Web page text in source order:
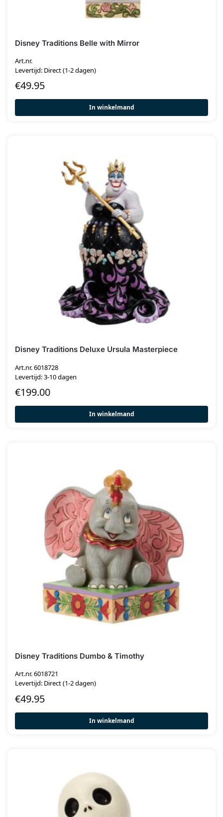
Disney Traditions Belle with Mirror
Art.nr.
Levertijd: Direct (1-2 dagen)
€49.95
In winkelmand
Disney Traditions Deluxe Ursula Masterpiece
Art.nr. 6018728
Levertijd: 3-10 dagen
€199.00
In winkelmand
Disney Traditions Dumbo & Timothy
Art.nr. 6018721
Levertijd: Direct (1-2 dagen)
€49.95
In winkelmand